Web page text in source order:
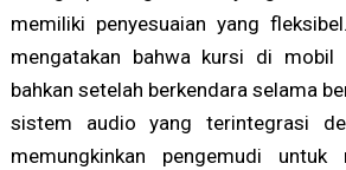
memiliki penyesuaian yang
mengatakan bahwa kursi di mobil
bahkan setelah berkendara selama
sistem audio yang terintegrasi
memungkinkan pengemudi untuk